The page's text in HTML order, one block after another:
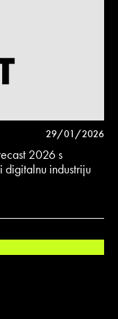
29/01/2026
2026 s
industriju